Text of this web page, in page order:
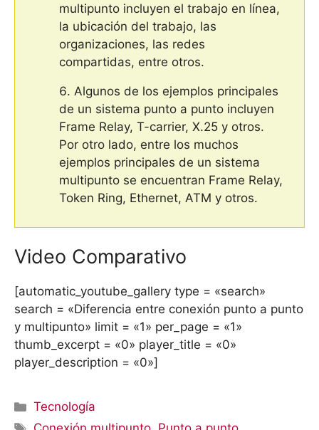
multipunto incluyen el trabajo en línea,
la ubicación del trabajo, las
organizaciones, las redes
compartidas, entre otros.
Algunos de los ejemplos principales
de un sistema punto a punto incluyen
Frame Relay, T-carrier, X.25 y otros.
Por otro lado, entre los muchos
ejemplos principales de un sistema
multipunto se encuentran Frame Relay,
Token Ring, Ethernet, ATM y otros.
Video Comparativo
[automatic_youtube_gallery type = «search»
search = «Diferencia entre conexión punto a punto
y multipunto» limit = «1» per_page = «1»
thumb_excerpt = «0» player_title = «0»
player_description = «0»]
Categorías
Tecnología
Etiquetas